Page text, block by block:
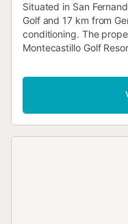
Situated in San
Golf and 17 km from
conditioning. The
Montecastillo Golf